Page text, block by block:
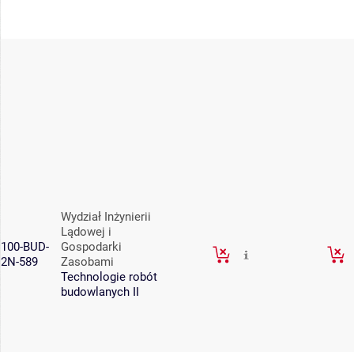
100-BUD-
2N-589
Wydział Inżynierii
Lądowej i
Gospodarki
Zasobami
Technologie robót
budowlanych II